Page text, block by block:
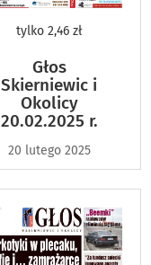
tylko 2,46 zł
Głos
Skierniewic i
Okolicy
20.02.2025 r.
20 lutego 2025